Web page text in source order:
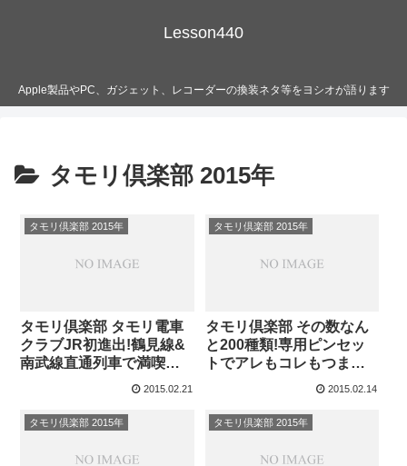
Lesson440
Apple製品やPC、ガジェット、レコーダーの換装ネタ等をヨシオが語ります
タモリ倶楽部 2015年
タモリ倶楽部 2015年
タモリ倶楽部 タモリ電車
クラブJR初進出!鶴見線&
南武線直通列車で満喫旅
(前編) (2015/02/20)
2015.02.21
タモリ倶楽部 2015年
タモリ倶楽部 その数なん
と200種類!専用ピンセッ
トでアレもコレもつまみ
まくろ！! (2015/02/13)
2015.02.14
タモリ倶楽部 2015年 タモリ倶楽部 2015年